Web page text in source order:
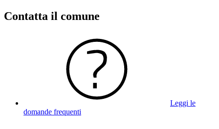
Contatta il comune
Leggi le
domande frequenti